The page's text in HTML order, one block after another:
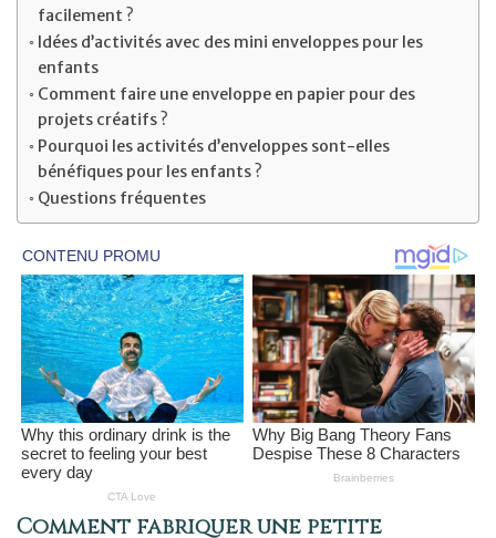
facilement ?
Idées d’activités avec des mini enveloppes pour les
enfants
Comment faire une enveloppe en papier pour des
projets créatifs ?
Pourquoi les activités d’enveloppes sont-elles
bénéfiques pour les enfants ?
Questions fréquentes
Comment fabriquer une petite